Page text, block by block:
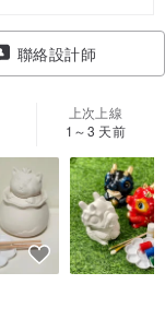
聯絡設計師
上次上線
1～3 天前